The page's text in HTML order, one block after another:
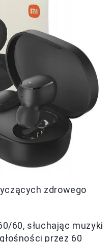
zdrowego
60, słuchając muzyki
przez 60